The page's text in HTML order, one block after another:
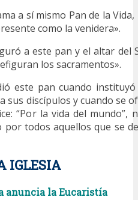
a sí mismo Pan de la
como la venidera».
a este pan y el altar del
los sacramentos».
este pan cuando
sus discípulos y cuando se
“Por la vida del mundo”,
todos aquellos que se
IGLESIA
anuncia la Eucaristía